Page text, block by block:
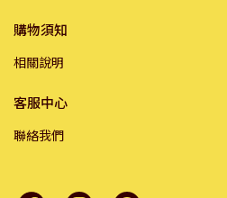
購物須知
相關說明
客服中心
聯絡我們